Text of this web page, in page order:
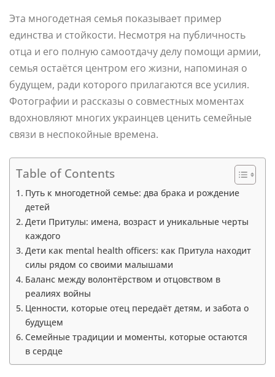
Эта многодетная семья показывает пример
единства и стойкости. Несмотря на публичность
отца и его полную самоотдачу делу помощи армии,
семья остаётся центром его жизни, напоминая о
будущем, ради которого прилагаются все усилия.
Фотографии и рассказы о совместных моментах
вдохновляют многих украинцев ценить семейные
связи в неспокойные времена.
Table of Contents
Путь к многодетной семье: два брака и рождение
детей
Дети Притулы: имена, возраст и уникальные черты
каждого
Дети как mental health officers: как Притула находит
силы рядом со своими малышами
Баланс между волонтёрством и отцовством в
реалиях войны
Ценности, которые отец передаёт детям, и забота о
будущем
Семейные традиции и моменты, которые остаются
в сердце